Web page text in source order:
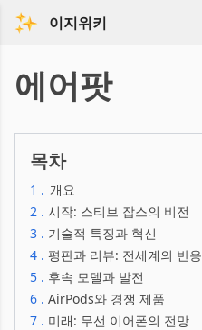
이지위키
에어팟
목차
1 . 개요
2 . 시작: 스티브 잡스의 비전
3 . 기술적 특징과 혁신
4 . 평판과 리뷰: 전세계의 반응
5 . 후속 모델과 발전
6 . AirPods와 경쟁 제품
7 . 미래: 무선 이어폰의 전망